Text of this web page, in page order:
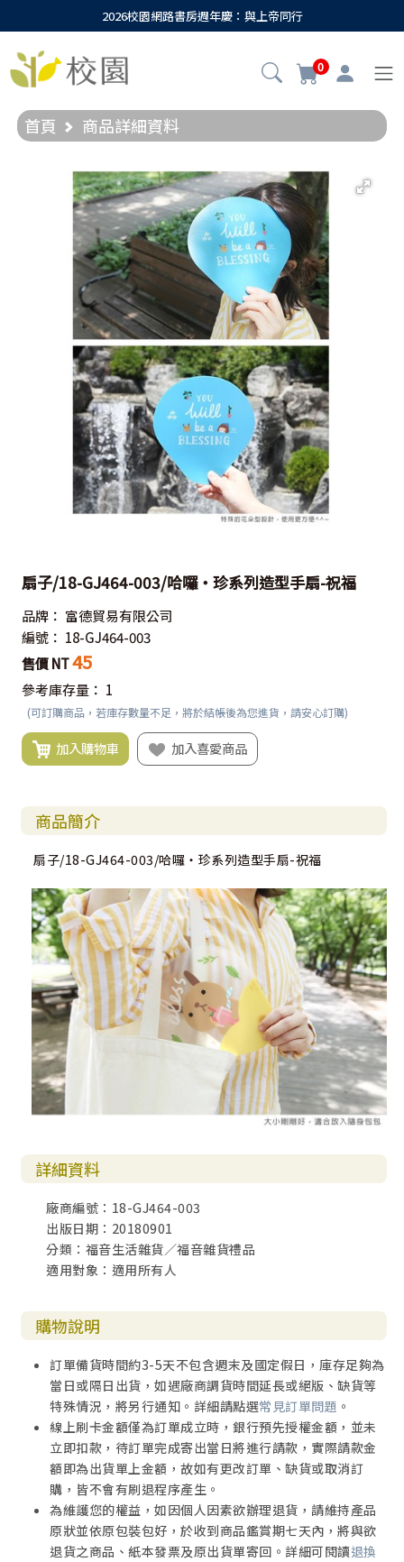
2026校園網路書房週年慶：與上帝同行
0
首頁 商品詳細資料
扇子/18-GJ464-003/哈囉‧珍系列造型手扇-祝福
品牌： 富德貿易有限公司
編號： 18-GJ464-003
售價 NT45
參考庫存量： 1
(可訂購商品，若庫存數量不足，將於結帳後為您進貨，請安心訂購)
加入購物車 加入喜愛商品
商品簡介
扇子/18-GJ464-003/哈囉‧珍系列造型手扇-祝福
詳細資料
廠商編號：18-GJ464-003
出版日期：20180901
分類：福音生活雜貨／福音雜貨禮品
適用對象：適用所有人
購物說明
訂單備貨時間約3-5天不包含週末及國定假日，庫存足夠為
當日或隔日出貨，如遇廠商調貨時間延長或絕版、缺貨等
特殊情況，將另行通知。詳細請點選常見訂單問題 。
線上刷卡金額僅為訂單成立時，銀行預先授權金額，並未
立即扣款，待訂單完成寄出當日將進行請款，實際請款金
額即為出貨單上金額，故如有更改訂單、缺貨或取消訂
購，皆不會有刷退程序產生。
為維護您的權益，如因個人因素欲辦理退貨，請維持產品
原狀並依原包裝包好，於收到商品鑑賞期七天內，將與欲
退貨之商品、紙本發票及原出貨單寄回。詳細可閱讀退換